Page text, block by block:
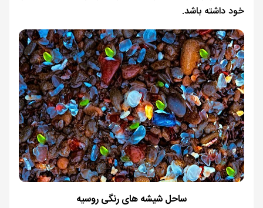
خود داشته باشد.
ساحل شیشه های رنگی روسیه